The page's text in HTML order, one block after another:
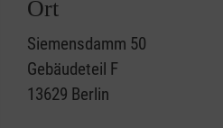
Ort
Siemensdamm 50
Gebäudeteil F
13629 Berlin